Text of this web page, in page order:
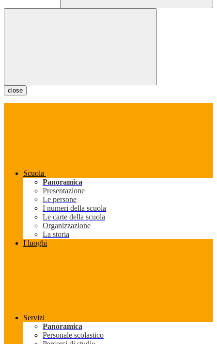
close
Scuola
Panoramica
Presentazione
Le persone
I numeri della scuola
Le carte della scuola
Organizzazione
La storia
I luoghi
Servizi
Panoramica
Personale scolastico